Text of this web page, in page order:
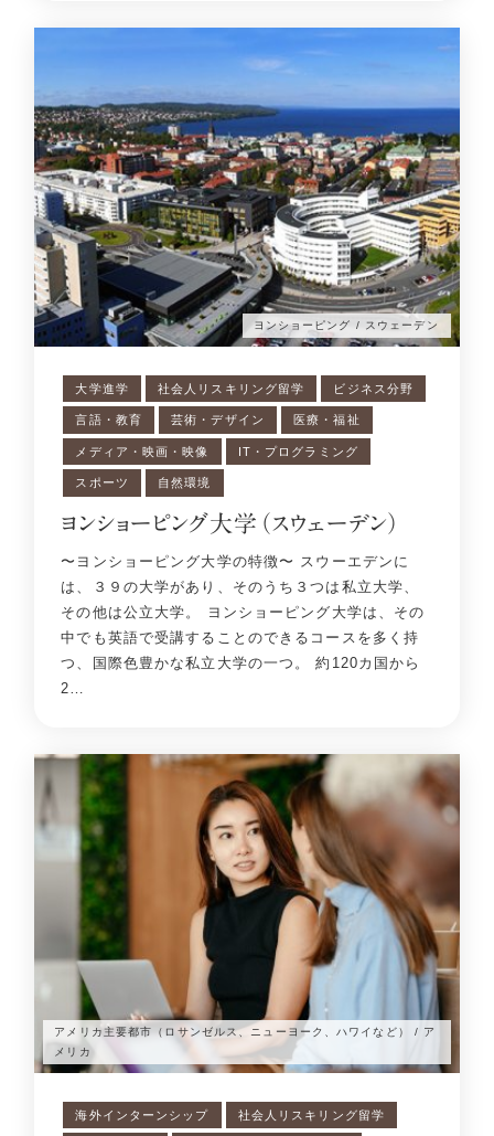
ヨンショーピング / スウェーデン
大学進学 社会人リスキリング留学 ビジネス分野
言語・教育 芸術・デザイン 医療・福祉
メディア・映画・映像 IT・プログラミング
スポーツ 自然環境
ヨンショーピング大学（スウェーデン）
〜ヨンショーピング大学の特徴〜 スウーエデンに
は、３９の大学があり、そのうち３つは私立大学、
その他は公立大学。 ヨンショーピング大学は、その
中でも英語で受講することのできるコースを多く持
つ、国際色豊かな私立大学の一つ。 約120カ国から
2…
アメリカ主要都市（ロサンゼルス、ニューヨーク、ハワイなど） / ア
メリカ
海外インターンシップ 社会人リスキリング留学